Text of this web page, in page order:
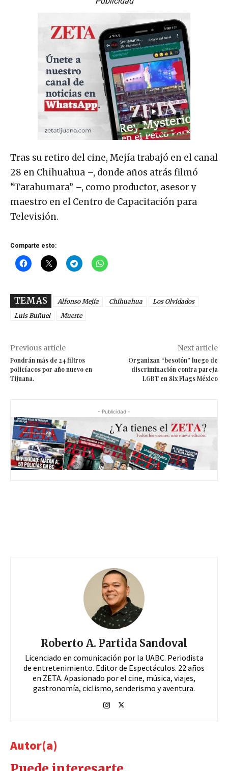
Tras su retiro del cine, Mejía trabajó en el canal
28 en Chihuahua –, donde años atrás filmó
“Tarahumara” –, como productor, asesor y
maestro en el Centro de Capacitación para
Televisión.
Comparte esto:
TEMAS Alfonso Mejía Chihuahua
Los Olvidados
Luis Buñuel
Muerte
Previous article
Pondrán más de 24 filtros
policíacos por año nuevo en
Tijuana.
Next article
Organizan “besotón” luego de
discriminación contra pareja
LGBT en Six Flags México
- Publicidad -
Roberto A. Partida Sandoval
Licenciado en comunicación por la UABC. Periodista
de entretenimiento. Editor de Espectáculos. 22 años
en ZETA. Apasionado por el cine, música, viajes,
gastronomía, ciclismo, senderismo y aventura.
Autor(a)